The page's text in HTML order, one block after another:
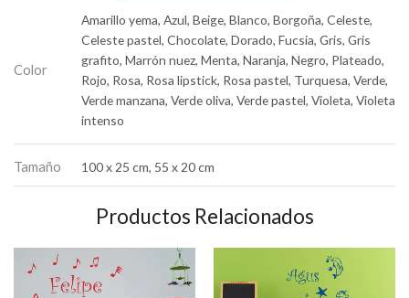
Color
Amarillo yema, Azul, Beige, Blanco, Borgoña, Celeste,
Celeste pastel, Chocolate, Dorado, Fucsia, Gris, Gris
grafito, Marrón nuez, Menta, Naranja, Negro, Plateado,
Rojo, Rosa, Rosa lipstick, Rosa pastel, Turquesa, Verde,
Verde manzana, Verde oliva, Verde pastel, Violeta, Violeta
intenso
Tamaño 100 x 25 cm, 55 x 20 cm
Productos Relacionados